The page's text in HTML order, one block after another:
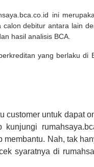
ini
debitur antara lain
hasil analisis BCA.
yang berlaku di
untuk dapat
Nah, tak
syaratnya di